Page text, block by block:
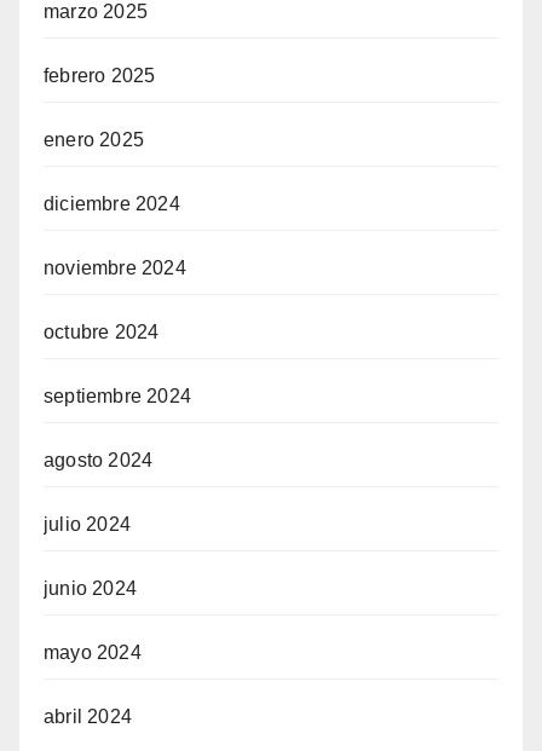
marzo 2025
febrero 2025
enero 2025
diciembre 2024
noviembre 2024
octubre 2024
septiembre 2024
agosto 2024
julio 2024
junio 2024
mayo 2024
abril 2024